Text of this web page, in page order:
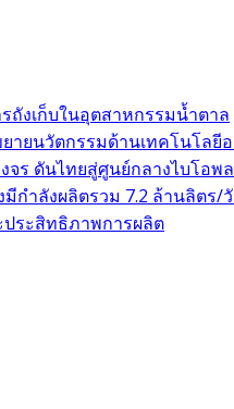
ถังเก็บในอุตสาหกรรมน้ำตาล
ายนวัตกรรมด้านเทคโนโลยี
จร ดันไทยสู่ศูนย์กลางไบโอพ
กำลังผลิตรวม 7.2 ล้านลิตร/
ระสิทธิภาพการผลิต